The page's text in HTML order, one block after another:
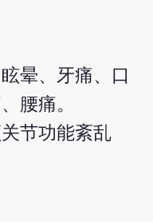
晕、牙痛、口
腰痛。
节功能紊乱